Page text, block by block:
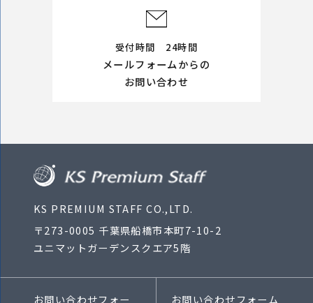
受付時間 24時間
メールフォームからの
お問い合わせ
KS PREMIUM STAFF CO.,LTD.
〒273-0005 千葉県船橋市本町7-10-2
ユニマットガーデンスクエア5階
お問い合わせフォー お問い合わせフォーム